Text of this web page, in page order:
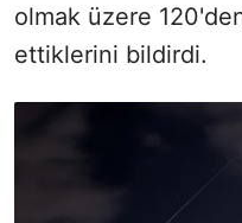
olmak üzere
ettiklerini bildirdi.